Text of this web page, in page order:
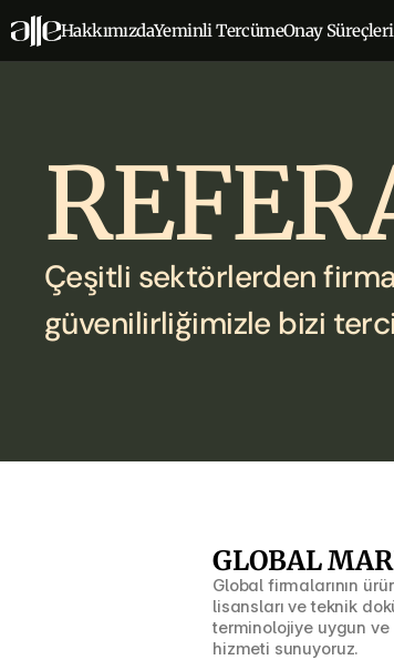
HakkımızdaYeminli TercümeOnay Süreçleri
Çeşitli sektörlerden
güvenilirliğimizle bizi
GLOBAL
Global firmalarının
lisansları ve teknik
terminolojiye uygun
hizmeti sunuyoruz.